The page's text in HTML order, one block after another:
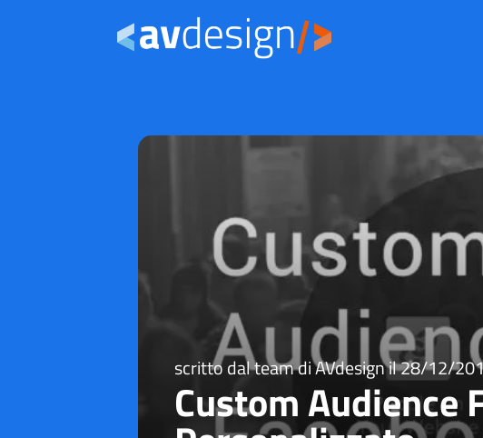
scritto dal team di AVdesign il28/12/
Custom Audience